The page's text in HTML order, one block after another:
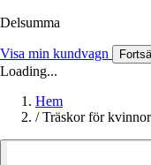
Delsumma
Visa min kundvagn
Loading...
Hem
/ Träskor för